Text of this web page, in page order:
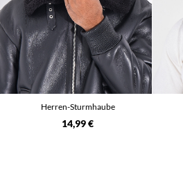
Herren-Sturmhaube
14,99 €